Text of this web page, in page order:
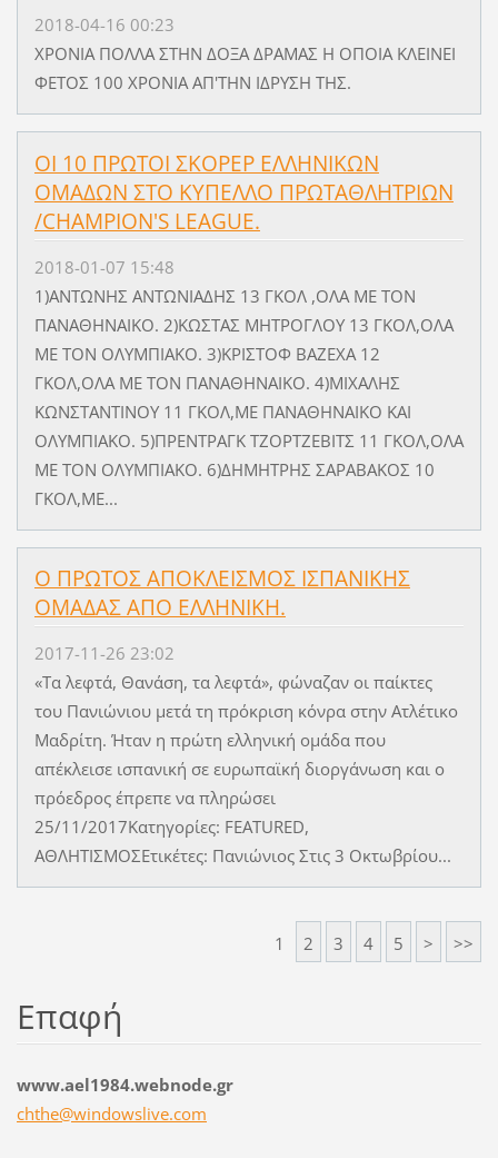
2018-04-16 00:23
ΧΡΟΝΙΑ ΠΟΛΛΑ ΣΤΗΝ ΔΟΞΑ ΔΡΑΜΑΣ Η ΟΠΟΙΑ ΚΛΕΙΝΕΙ
ΦΕΤΟΣ 100 ΧΡΟΝΙΑ ΑΠ'ΤΗΝ ΙΔΡΥΣΗ ΤΗΣ.
ΟΙ 10 ΠΡΩΤΟΙ ΣΚΟΡΕΡ ΕΛΛΗΝΙΚΩΝ
ΟΜΑΔΩΝ ΣΤΟ ΚΥΠΕΛΛΟ ΠΡΩΤΑΘΛΗΤΡΙΩΝ
/CHAMPION'S LEAGUE.
2018-01-07 15:48
1)ΑΝΤΩΝΗΣ ΑΝΤΩΝΙΑΔΗΣ 13 ΓΚΟΛ ,ΟΛΑ ΜΕ ΤΟΝ
ΠΑΝΑΘΗΝΑΙΚΟ. 2)ΚΩΣΤΑΣ ΜΗΤΡΟΓΛΟΥ 13 ΓΚΟΛ,ΟΛΑ
ΜΕ ΤΟΝ ΟΛΥΜΠΙΑΚΟ. 3)ΚΡΙΣΤΟΦ ΒΑΖΕΧΑ 12
ΓΚΟΛ,ΟΛΑ ΜΕ ΤΟΝ ΠΑΝΑΘΗΝΑΙΚΟ. 4)ΜΙΧΑΛΗΣ
ΚΩΝΣΤΑΝΤΙΝΟΥ 11 ΓΚΟΛ,ΜΕ ΠΑΝΑΘΗΝΑΙΚΟ ΚΑΙ
ΟΛΥΜΠΙΑΚΟ. 5)ΠΡΕΝΤΡΑΓΚ ΤΖΟΡΤΖΕΒΙΤΣ 11 ΓΚΟΛ,ΟΛΑ
ΜΕ ΤΟΝ ΟΛΥΜΠΙΑΚΟ. 6)ΔΗΜΗΤΡΗΣ ΣΑΡΑΒΑΚΟΣ 10
ΓΚΟΛ,ΜΕ...
Ο ΠΡΩΤΟΣ ΑΠΟΚΛΕΙΣΜΟΣ ΙΣΠΑΝΙΚΗΣ
ΟΜΑΔΑΣ ΑΠΟ ΕΛΛΗΝΙΚΗ.
2017-11-26 23:02
«Τα λεφτά, Θανάση, τα λεφτά», φώναζαν οι παίκτες
του Πανιώνιου μετά τη πρόκριση κόνρα στην Ατλέτικο
Μαδρίτη. Ήταν η πρώτη ελληνική ομάδα που
απέκλεισε ισπανική σε ευρωπαϊκή διοργάνωση και ο
πρόεδρος έπρεπε να πληρώσει
25/11/2017Κατηγορίες: FEATURED,
ΑΘΛΗΤΙΣΜΟΣΕτικέτες: Πανιώνιος Στις 3 Οκτωβρίου...
1 2 3 4 5 > >>
Επαφή
www.ael1984.webnode.gr
chthe@windowslive.com